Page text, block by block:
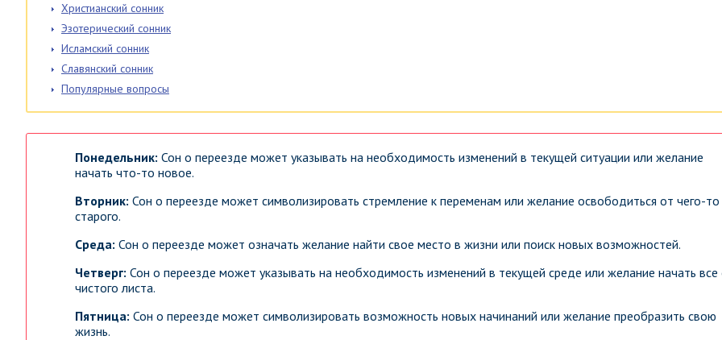
Христианский сонник
Эзотерический сонник
Исламский сонник
Славянский сонник
Популярные вопросы
Понедельник: Сон о переезде может указывать на необходимость изменений в текущей ситуации или желание
начать что-то новое.
Вторник: Сон о переезде может символизировать стремление к переменам или желание освободиться от чего-то
старого.
Среда: Сон о переезде может означать желание найти свое место в жизни или поиск новых возможностей.
Четверг: Сон о переезде может указывать на необходимость изменений в текущей среде или желание начать все
чистого листа.
Пятница: Сон о переезде может символизировать возможность новых начинаний или желание преобразить свою
жизнь.